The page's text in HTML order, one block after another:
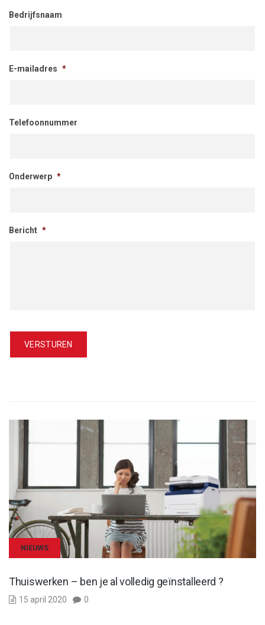
Bedrijfsnaam
E-mailadres *
Telefoonnummer
Onderwerp *
Bericht *
NIEUWS
Thuiswerken – ben je al volledig geïnstalleerd ?
15 april 2020 0